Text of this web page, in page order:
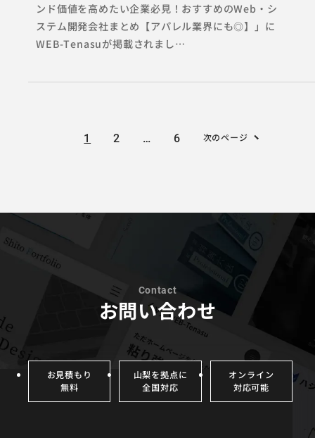
ンド価値を高めたい企業必見！おすすめのWeb・シ
ステム開発会社まとめ【アパレル業界にも◎】」に
WEB-Tenasuが掲載されまし…
1 2 … 6 次のページ
お問い合わせ
お見積もり
無料
山梨を拠点に
全国対応
オンライン
対応可能